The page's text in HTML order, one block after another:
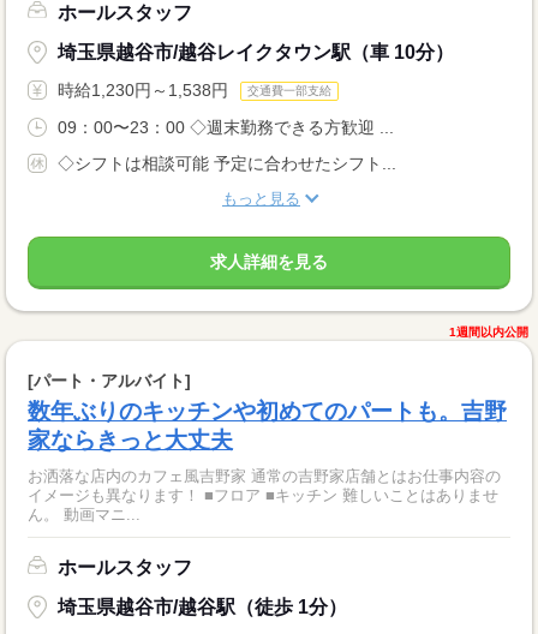
ホールスタッフ
埼玉県越谷市/越谷レイクタウン駅（車 10分）
時給1,230円～1,538円 交通費一部支給
09：00〜23：00 ◇週末勤務できる方歓迎 ...
◇シフトは相談可能 予定に合わせたシフト...
もっと見る
求人詳細を見る
1週間以内公開
[パート・アルバイト]
数年ぶりのキッチンや初めてのパートも。吉野
家ならきっと大丈夫
お洒落な店内のカフェ風吉野家 通常の吉野家店舗とはお仕事内容の
イメージも異なります！ ■フロア ■キッチン 難しいことはありませ
ん。 動画マニ...
ホールスタッフ
埼玉県越谷市/越谷駅（徒歩 1分）